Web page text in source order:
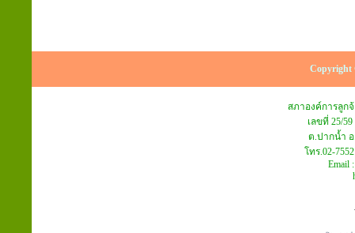
Copyright
สภาองค์การลูก
เลขที่ 25/
ต.ปากน้ำ อ
โทร.02-
Email